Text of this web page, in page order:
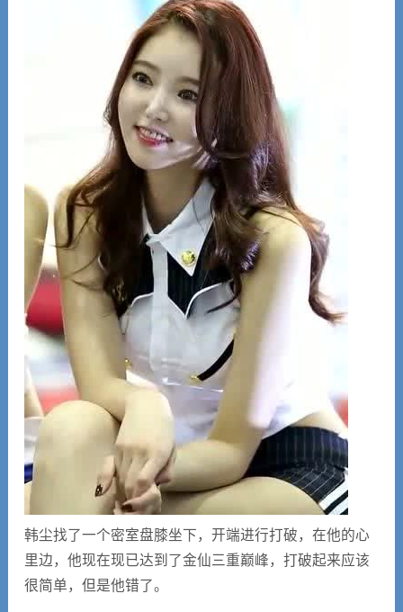
韩尘找了一个密室盘膝坐下，开端进行打破，在他的心
里边，他现在现已达到了金仙三重巅峰，打破起来应该
很简单，但是他错了。